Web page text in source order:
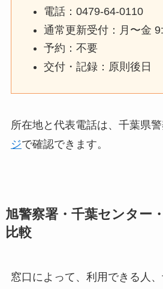
電話：0479-64-0110
通常更新受付：月〜金
予約：不要
交付・記録：原則後日
所在地と代表電話は、千葉県
ジで確認できます。
旭警察署・千葉センター
比較
窓口によって、利用できる人